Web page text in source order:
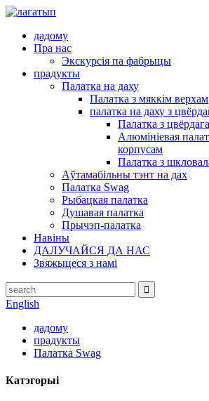
дадому
Пра нас
Экскурсія па фабрыцы
прадукты
Палатка на даху
Палатка з мяккім верхам
палатка на даху з
Палатка з
Алюмініевая
корпусам
Палатка з
Аўтамабільны тэнт на дах
Палатка Swag
Рыбацкая палатка
Душавая палатка
Прычэп-палатка
Навіны
ДАЛУЧАЙСЯ ДА НАС
Звяжыцеся з намі
English
дадому
прадукты
Палатка Swag
Катэгорыі